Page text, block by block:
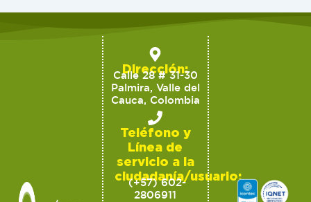
Dirección:
Calle 28 # 31-30
Palmira, Valle del
Cauca, Colombia
Teléfono y
Línea de
servicio a la
ciudadanía/usuario:
(+57) 602-
2806911